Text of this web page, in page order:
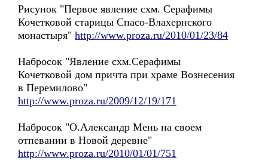
Рисунок "Первое явление схм. Серафимы
Кочетковой старицы Спасо-Влахернского
монастыря" http://www.proza.ru/2010/01/23/84
Набросок "Явление схм.Серафимы
Кочетковой дом причта при храме Вознесения
в Перемилово"
http://www.proza.ru/2009/12/19/171
Набросок "О.Александр Мень на своем
отпевании в Новой деревне"
http://www.proza.ru/2010/01/01/751